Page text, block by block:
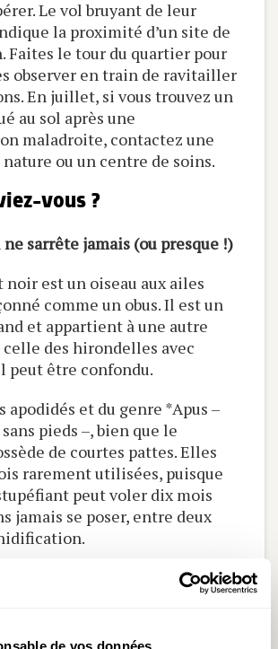
de vos données
Le vol bruyant de leur
la proximité d’un site de
Faites le tour du quartier pour
observer en train de ravitailler
En juillet, si vous trouvez un
au sol après une
maladroite, contactez une
ou un centre de soins.
vous ?
ne sarrête jamais (ou presque !)
est un oiseau aux ailes
comme un obus. Il est un
et appartient à une autre
des hirondelles avec
peut être confondu.
apodidés et du genre *Apus –
pieds –, bien que le
de courtes pattes. Elles
rarement utilisées, puisque
peut voler dix mois
jamais se poser, entre deux
record de vitesse !
Imaginez un tel bolide